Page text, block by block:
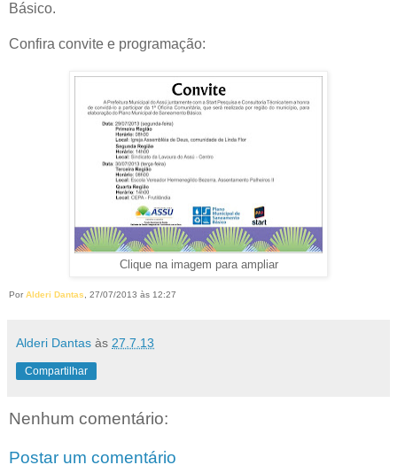
Básico.
Confira convite e programação:
Clique na imagem para ampliar
Por Alderi Dantas, 27/07/2013 às 12:27
Alderi Dantas às 27.7.13
Compartilhar
Nenhum comentário:
Postar um comentário